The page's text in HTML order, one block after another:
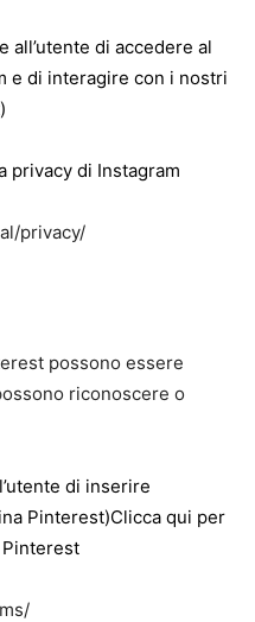
all’utente di accedere al
e di interagire con i nostri
privacy di Instagram
privacy/
possono essere
riconoscere o
di inserire
Pinterest)Clicca qui per
Pinterest